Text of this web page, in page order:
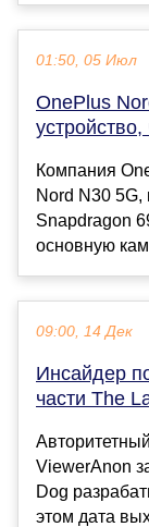
01:50, 05 Июл
OnePlus
Компания
Nord N30 5G,
Snapdragon
основную
09:00, 14 Дек
Инсайдер
части The
ViewerAnon
Dog
этом дата